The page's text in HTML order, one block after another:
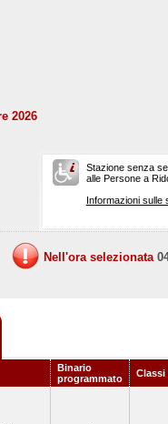
2026
Stazione senza
alle Persone a
Informazioni sulle
Nell'ora selezionata
Binario
programmato
Classi